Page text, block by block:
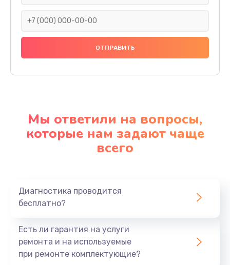
Мы ответили на вопросы,
которые нам задают чаще
всего
Диагностика проводится
бесплатно?
Есть ли гарантия на услуги
ремонта и на используемые
при ремонте комплектующие?